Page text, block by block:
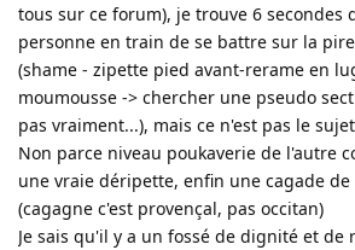
tous sur ce forum), je trouve 6 secondes
personne en train de se battre sur la
(shame - zipette pied avant-rerame en
moumousse -> chercher une pseudo
pas vraiment...), mais ce n'est pas le
Non parce niveau poukaverie de l'autre
une vraie déripette, enfin une cagade
(cagagne c'est provençal, pas occitan)
Je sais qu'il y a un fossé de dignité et de